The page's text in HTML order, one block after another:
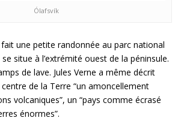
Ólafsvík
une petite randonnée au parc national
situe à l’extrémité ouest de la péninsule.
de lave. Jules Verne a même décrit
de la Terre “un amoncellement
volcaniques”, un “pays comme écrasé
énormes”.